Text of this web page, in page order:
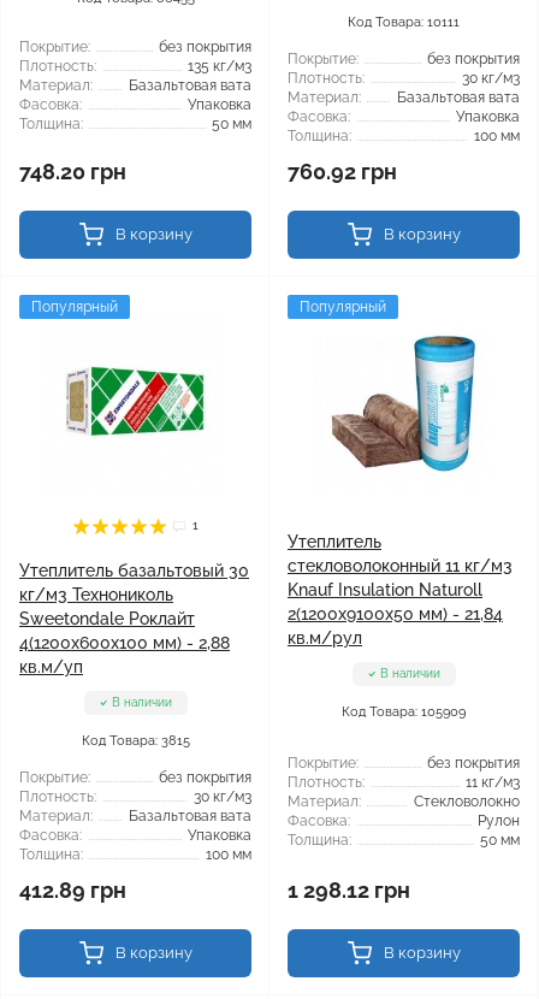
Покрытие:
без покрытия
Плотность:
135 кг/м3
Материал:
Базальтовая вата
Фасовка:
Упаковка
Толщина:
50 мм
748.20 грн
В корзину
Код Товара: 10111
Покрытие:
без покрытия
Плотность:
30 кг/м3
Материал:
Базальтовая вата
Фасовка:
Упаковка
Толщина:
100 мм
760.92 грн
В корзину
Популярный
1
Утеплитель базальтовый 30
кг/м3 Технониколь
Sweetondale Роклайт
4(1200x600x100 мм) - 2,88
кв.м/уп
В наличии
Код Товара: 3815
Покрытие:
без покрытия
Плотность:
30 кг/м3
Материал:
Базальтовая вата
Фасовка:
Упаковка
Толщина:
100 мм
412.89 грн
В корзину
Популярный
Утеплитель
стекловолоконный 11 кг/м3
Knauf Insulation Naturoll
2(1200x9100x50 мм) - 21,84
кв.м/рул
В наличии
Код Товара: 105909
Покрытие:
без покрытия
Плотность:
11 кг/м3
Материал:
Стекловолокно
Фасовка:
Рулон
Толщина:
50 мм
1 298.12 грн
В корзину